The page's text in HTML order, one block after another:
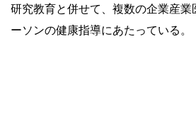
研究教育と併せて、複数の企業産
ーソンの健康指導にあたっている。